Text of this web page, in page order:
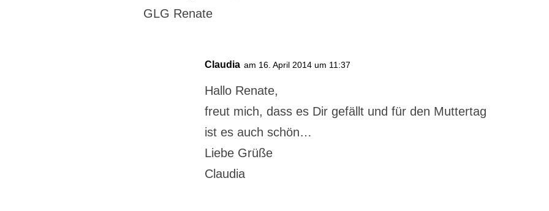
GLG Renate
Claudia am 16. April 2014 um 11:37
Hallo Renate,
freut mich, dass es Dir gefällt und für den Muttertag
ist es auch schön…
Liebe Grüße
Claudia